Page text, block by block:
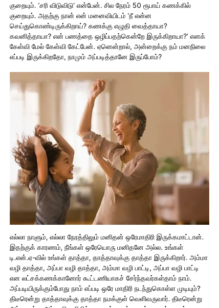
குறையும். ‘சரி விடுவிடு’ என்பேன். சில நேரம் 50 ரூபாய் கணக்கில்
குறையும். அதற்கு நான் என் மனைவியிடம் ‘நீ என்ன
செய்துகொண்டிருக்கிறாய்? கணக்கு எழுதி வைத்தாயா?
கவனித்தாயா? என் பணத்தை ஒழிப்பதற்கென்றே இருக்கிறாயா?’ எனக்
கேள்வி மேல் கேள்வி கேட்பேன். ஏனென்றால், அன்றைக்கு நம் மனநிலை
எப்படி இருக்கிறதோ, நாமும் அப்படித்தானே இருப்போம்?
எல்லா நாளும், எல்லா நேரத்திலும் மனிதன் ஒரேமாதிரி இருக்கமாட்டான்.
இதற்குக் காரணம், நீங்கள் ஒரேயொரு மனிதனே அல்ல. உங்கள்
டி.என்.ஏ-வில் உங்கள் தாத்தா, தாத்தாவுக்கு தாத்தா இருக்கிறார். அம்மா
வழி தாத்தா, அப்பா வழி தாத்தா, அம்மா வழி பாட்டி, அப்பா வழி பாட்டி
என லட்சக்கணக்கானோர் கூட்டணியாகச் சேர்ந்தவர்கள்தாம் நாம்.
அப்படியிருக்கும்போது நாம் எப்படி ஒரே மாதிரி நடந்துகொள்ள முடியும்?
திடீரென்று தாத்தாவுக்கு தாத்தா நமக்குள் வெளிவருவார். திடீரென்று